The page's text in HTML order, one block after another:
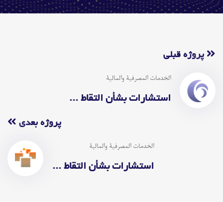
پروژه قبلی
الخدمات المصرفية والمالية
استشارات بشأن التقاط ...
پروژه بعدی
الخدمات المصرفية والمالية
استشارات بشأن التقاط ...